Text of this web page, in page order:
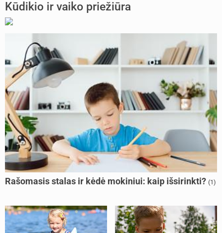
Kūdikio ir vaiko priežiūra
Rašomasis stalas ir kėdė mokiniui: kaip išsirinkti? (1)